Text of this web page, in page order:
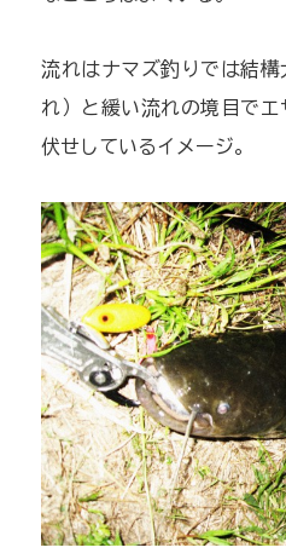
流れはナマズ釣りでは結
れ）と緩い流れの境目で
伏せしているイメージ。